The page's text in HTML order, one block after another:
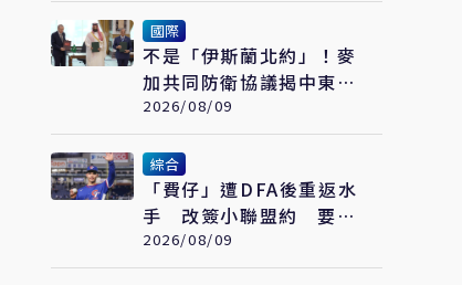
國際
不是「伊斯蘭北約」！麥
加共同防衛協議揭中東新
變化 台灣該看懂「多層
次安全」
2026/08/09
綜合
「費仔」遭DFA後重返水
手 改簽小聯盟約 要從
3A拚回大聯盟
2026/08/09